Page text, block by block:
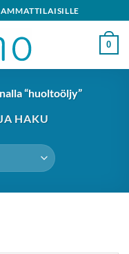
0
“huoltoöljy”
HAKU